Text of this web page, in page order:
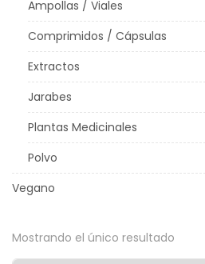
Ampollas / Viales
Comprimidos / Cápsulas
Extractos
Jarabes
Plantas Medicinales
Polvo
Vegano
Mostrando el único resultado